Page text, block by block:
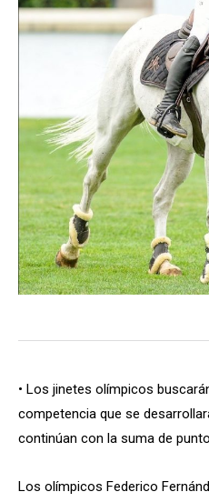
• Los jinetes olímpicos
competencia que se
continúan con la suma de
Los olímpicos Federico